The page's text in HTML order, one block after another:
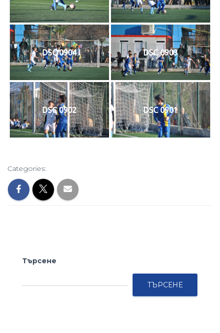
DSC 0904 DSC 0903
DSC 0902 DSC 0901
Categories:
Търсене
ТЪРСЕНЕ